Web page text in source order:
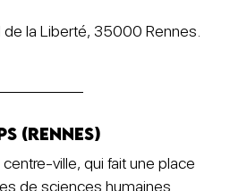
de la Liberté, 35000 Rennes.
(Rennes)
ville, qui fait une place
de sciences humaines